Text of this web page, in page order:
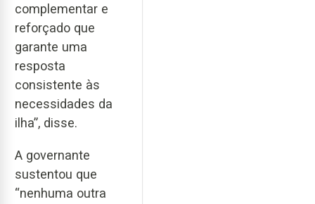
complementar e
reforçado que
garante uma
resposta
consistente às
necessidades da
ilha”, disse.
A governante
sustentou que
“nenhuma outra